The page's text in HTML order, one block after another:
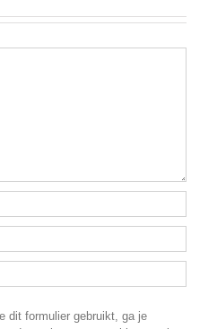
dit formulier gebruikt, ga je